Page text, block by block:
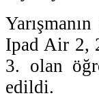
Ipad Air 2,
3. olan
edildi.